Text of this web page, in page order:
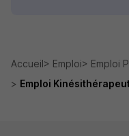
Accueil Emploi Emploi
Emploi